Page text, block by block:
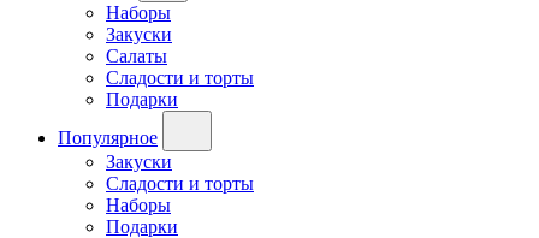
Наборы
Закуски
Салаты
Сладости и торты
Подарки
Популярное
Закуски
Сладости и торты
Наборы
Подарки